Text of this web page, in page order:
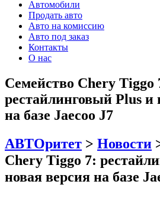
Автомобили
Продать авто
Авто на комиссию
Авто под заказ
Контакты
О нас
Семейство Chery Tiggo
рестайлинговый Plus и
на базе Jaecoo J7
АВТОритет > Новости
Chery Tiggo 7:
новая версия на базе